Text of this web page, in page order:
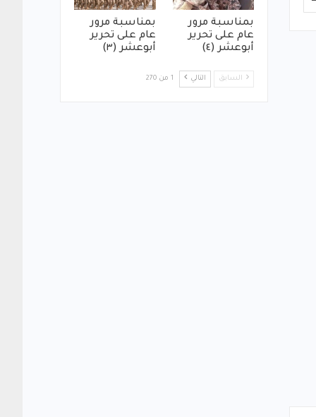
بمناسبة مرور
عام على تحرير
أبوعشر (٤)
بمناسبة مرور
عام على تحرير
أبوعشر (٣)
السابق التالي 1 من 270